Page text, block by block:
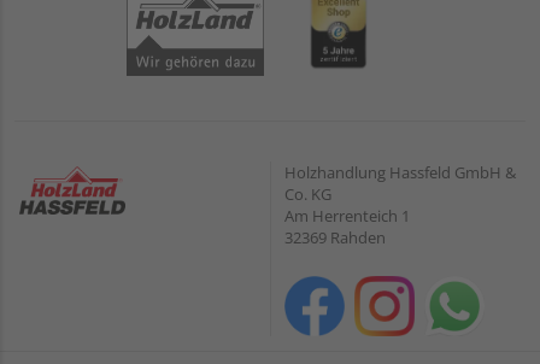
Holzhandlung Hassfeld GmbH &
Co. KG
Am Herrenteich 1
32369 Rahden